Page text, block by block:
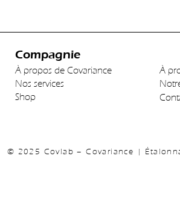
Compagnie
À propos de Covariance
Nos services
Shop
À
© 2025 Covlab – Covariance |